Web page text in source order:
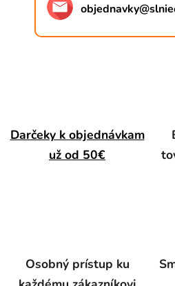
objednavky@
Darčeky k objednávkam
už od 50€
Osobný prístup ku